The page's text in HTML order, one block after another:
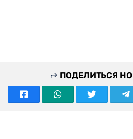
ПОДЕЛИТЬСЯ